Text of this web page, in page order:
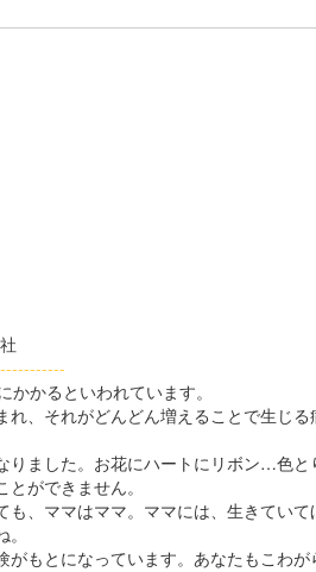
かるといわれています。
、それがどんどん増えることで生じ
ました。お花にハートにリボン…色
ができません。
、ママはママ。ママには、生きてい
。
もとになっています。あなたもこわが